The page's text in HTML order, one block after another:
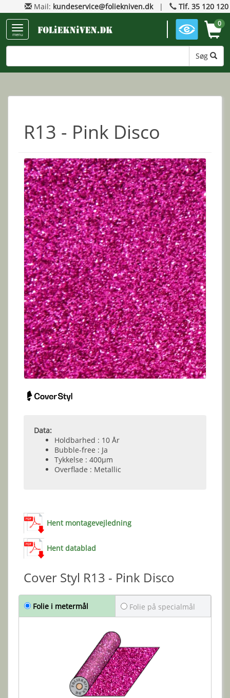
Mail: kundeservice@foliekniven.dk| Tlf. 35 120 120
menu
Søg
0
R13 - Pink Disco
Data:
Holdbarhed : 10 År
Bubble-free : Ja
Tykkelse : 400µm
Overflade : Metallic
Hent montagevejledning
Hent datablad
Cover Styl R13 - Pink Disco
Folie i metermål Folie på specialmål